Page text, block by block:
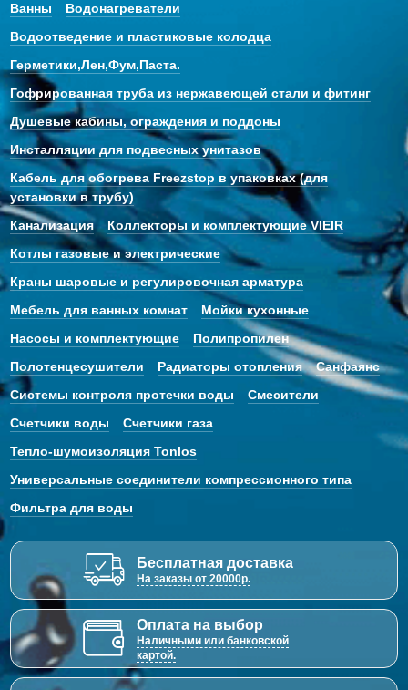
Ванны
Водонагреватели
Водоотведение и пластиковые колодца
Герметики,Лен,Фум,Паста.
Гофрированная труба из нержавеющей стали и фитинг
Душевые кабины, ограждения и поддоны
Инсталляции для подвесных унитазов
Кабель для обогрева Freezstop в упаковках (для
установки в трубу)
Канализация
Коллекторы и комплектующие VIEIR
Котлы газовые и электрические
Краны шаровые и регулировочная арматура
Мебель для ванных комнат
Мойки кухонные
Насосы и комплектующие
Полипропилен
Полотенцесушители
Радиаторы отопления
Санфаянс
Системы контроля протечки воды
Смесители
Счетчики воды
Счетчики газа
Тепло-шумоизоляция Tonlos
Универсальные соединители компрессионного типа
Фильтра для воды
Бесплатная доставка
На заказы от 20000р.
Оплата на выбор
Наличными или банковской
картой.